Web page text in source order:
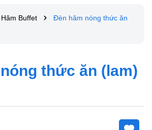
Buffet
Đèn hâm nóng thức ăn
thức ăn (lam)